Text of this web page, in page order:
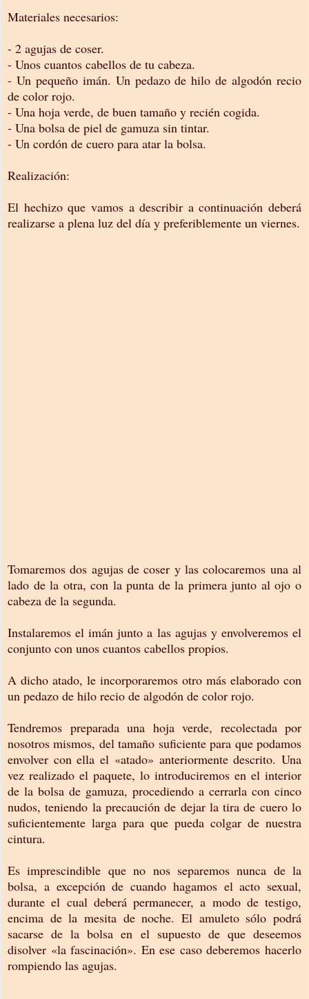
Materiales necesarios:
- 2 agujas de coser.
- Unos cuantos cabellos de tu cabeza.
- Un pequeño imán. Un pedazo de hilo de algodón recio
de color rojo.
- Una hoja verde, de buen tamaño y recién cogida.
- Una bolsa de piel de gamuza sin tintar.
- Un cordón de cuero para atar la bolsa.
Realización:
El hechizo que vamos a describir a continuación deberá
realizarse a plena luz del día y preferiblemente un viernes.
Tomaremos dos agujas de coser y las colocaremos una al
lado de la otra, con la punta de la primera junto al ojo o
cabeza de la segunda.
Instalaremos el imán junto a las agujas y envolveremos el
conjunto con unos cuantos cabellos propios.
A dicho atado, le incorporaremos otro más elaborado con
un pedazo de hilo recio de algodón de color rojo.
Tendremos preparada una hoja verde, recolectada por
nosotros mismos, del tamaño suficiente para que podamos
envolver con ella el «atado» anteriormente descrito. Una
vez realizado el paquete, lo introduciremos en el interior
de la bolsa de gamuza, procediendo a cerrarla con cinco
nudos, teniendo la precaución de dejar la tira de cuero lo
suficientemente larga para que pueda colgar de nuestra
cintura.
Es imprescindible que no nos separemos nunca de la
bolsa, a excepción de cuando hagamos el acto sexual,
durante el cual deberá permanecer, a modo de testigo,
encima de la mesita de noche. El amuleto sólo podrá
sacarse de la bolsa en el supuesto de que deseemos
disolver «la fascinación». En ese caso deberemos hacerlo
rompiendo las agujas.